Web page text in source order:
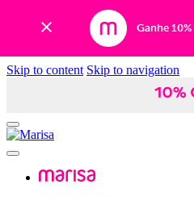
Ganhe
Skip to content Skip to navigation